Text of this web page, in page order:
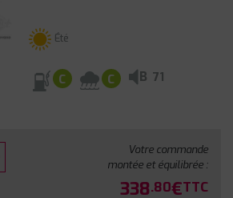
Été
C C B 71
Votre commande
montée et équilibrée :
338.80€TTC